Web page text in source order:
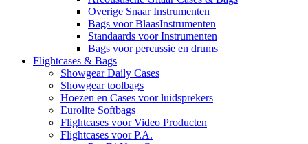
Overige Snaar Instrumenten
Bags voor BlaasInstrumenten
Standaards voor Instrumenten
Bags voor percussie en drums
Flightcases & Bags
Showgear Daily Cases
Showgear toolbags
Hoezen en Cases voor luidsprekers
Eurolite Softbags
Flightcases voor Video Producten
Flightcases voor P.A.